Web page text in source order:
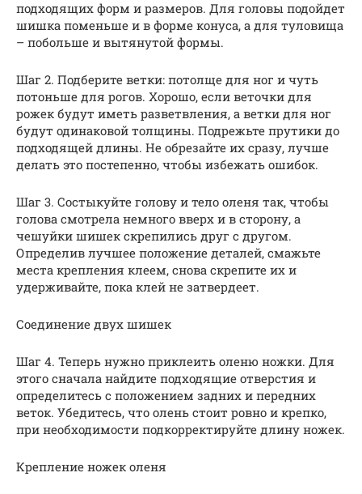
подходящих форм и размеров. Для головы подойдет
шишка поменьше и в форме конуса, а для туловища
– побольше и вытянутой формы.
Шаг 2. Подберите ветки: потолще для ног и чуть
потоньше для рогов. Хорошо, если веточки для
рожек будут иметь разветвления, а ветки для ног
будут одинаковой толщины. Подрежьте прутики до
подходящей длины. Не обрезайте их сразу, лучше
делать это постепенно, чтобы избежать ошибок.
Шаг 3. Состыкуйте голову и тело оленя так, чтобы
голова смотрела немного вверх и в сторону, а
чешуйки шишек скрепились друг с другом.
Определив лучшее положение деталей, смажьте
места крепления клеем, снова скрепите их и
удерживайте, пока клей не затвердеет.
Соединение двух шишек
Шаг 4. Теперь нужно приклеить оленю ножки. Для
этого сначала найдите подходящие отверстия и
определитесь с положением задних и передних
веток. Убедитесь, что олень стоит ровно и крепко,
при необходимости подкорректируйте длину ножек.
Крепление ножек оленя